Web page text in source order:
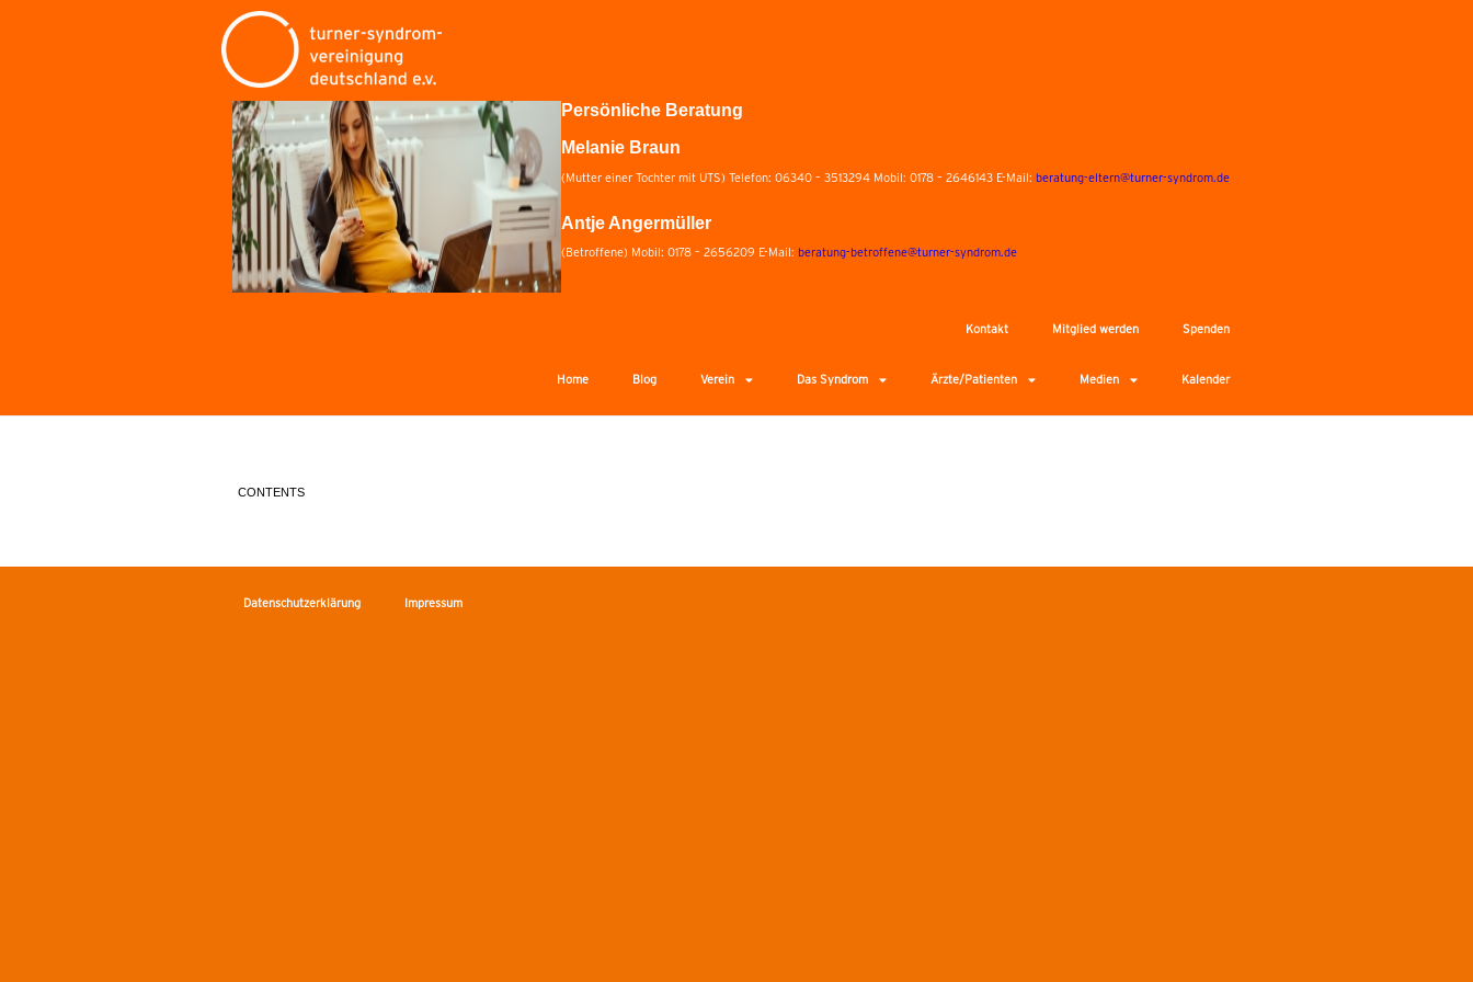
Persönliche Beratung
Melanie Braun
(Mutter einer Tochter mit UTS) Telefon: 06340 – 3513294 Mobil: 0178 – 2646143 E-Mail: beratung-eltern@turner-syndrom.de
Antje Angermüller
(Betroffene) Mobil: 0178 – 2656209 E-Mail: beratung-betroffene@turner-syndrom.de
Kontakt Mitglied werden Spenden
Home Blog Verein Das Syndrom Ärzte/Patienten Medien Kalender
CONTENTS
Datenschutzerklärung Impressum